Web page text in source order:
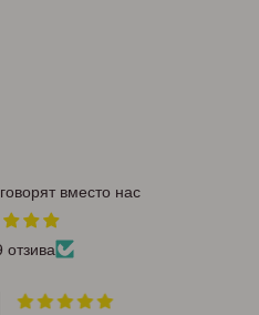
вместо нас
отзива